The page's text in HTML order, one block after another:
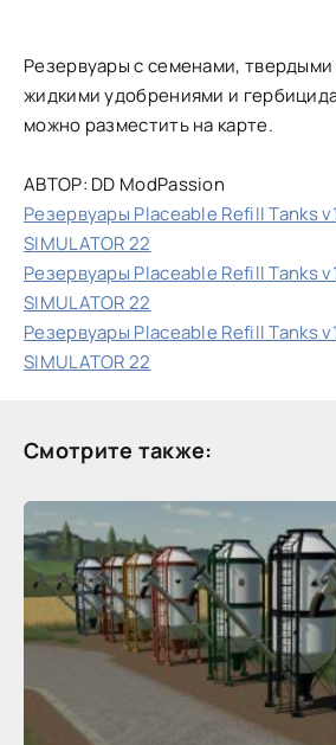
Резервуары с семенами,
жидкими удобрениями и
можно разместить на карте.
АВТОР: DD ModPassion
Резервуары Placeable Refill Tanks
SIMULATOR 22
Резервуары Placeable Refill Tanks
SIMULATOR 22
Резервуары Placeable Refill Tanks
SIMULATOR 22
Смотрите также: